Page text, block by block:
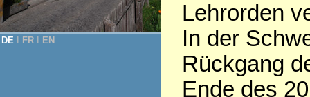
DE FR EN
Lehrorden
In der
Rückgang
Ende des